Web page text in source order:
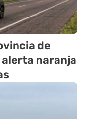
de
alerta naranja